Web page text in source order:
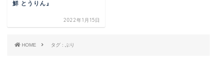
鮮 とうりん』
2022年1月15日
HOME タグ : ぶり